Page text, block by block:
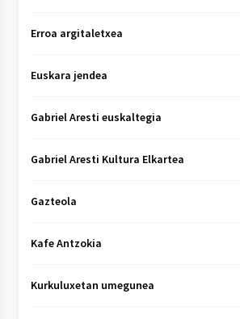
Erroa argitaletxea
Euskara jendea
Gabriel Aresti euskaltegia
Gabriel Aresti Kultura Elkartea
Gazteola
Kafe Antzokia
Kurkuluxetan umegunea